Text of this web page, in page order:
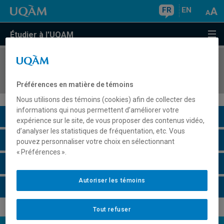
FR EN
Étudier à l'UQAM
COURS//
Description du cours
Horaire - Été 2026
Préférences en matière de témoins
Nous utilisons des témoins (cookies) afin de collecter des
informations qui nous permettent d’améliorer votre
expérience sur le site, de vous proposer des contenus vidéo,
d’analyser les statistiques de fréquentation, etc. Vous
pouvez personnaliser votre choix en sélectionnant
« Préférences ».
Tout refuser
Autoriser les témoins